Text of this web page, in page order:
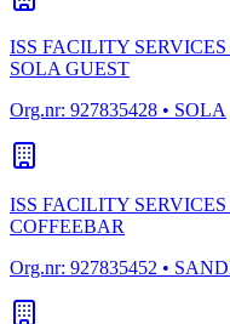
ISS FACILITY
SOLA GUEST
Org.nr: 927835428 • SOLA
ISS FACILITY
COFFEEBAR
Org.nr: 927835452 •